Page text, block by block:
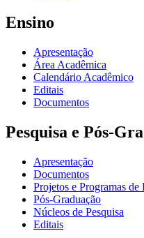
Ensino
Apresentação
Área Acadêmica
Calendário Acadêmico
Editais
Documentos
Pesquisa e Pós-
Apresentação
Documentos
Projetos e Programas de
Pós-Graduação
Núcleos de Pesquisa
Editais